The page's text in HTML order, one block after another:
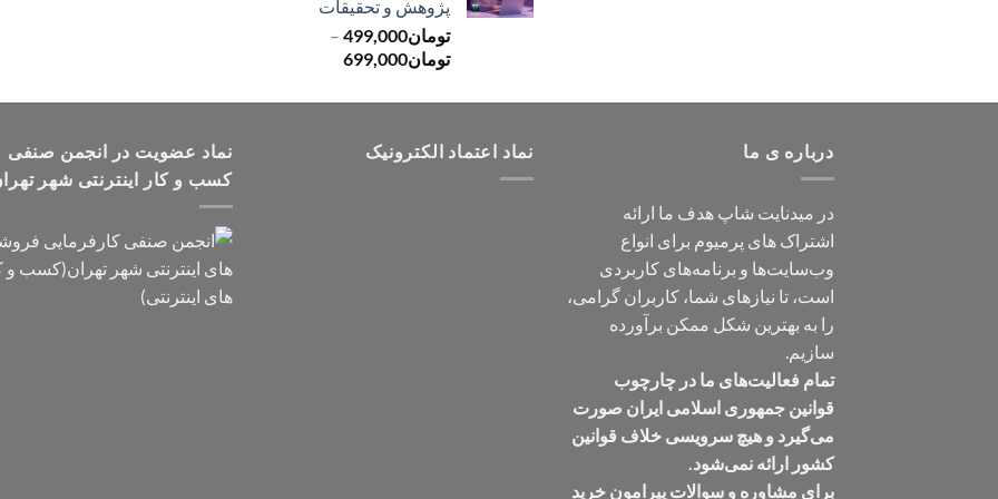
تومان499,000
پژوهش و تحقیقات
تومان499,000
–
تومان699,000محدوده
تومان499,000
درباره ی ما
در میدنایت شاپ هدف ما ارائه
اشتراک های پرمیوم برای انواع
وب‌سایت‌ها و برنامه‌های کاربردی
است، تا نیازهای شما، کاربران گرامی،
را به بهترین شکل ممکن برآورده
سازیم.
تمام فعالیت‌های ما در چارچوب
قوانین جمهوری اسلامی ایران صورت
می‌گیرد و هیچ سرویسی خلاف قوانین
کشور ارائه نمی‌شود.
برای مشاوره و سوالات پیرامون خرید
نماد اعتماد الکترونیک
نماد عضویت در انجمن صنفی
کسب و کار اینترنتی شهر